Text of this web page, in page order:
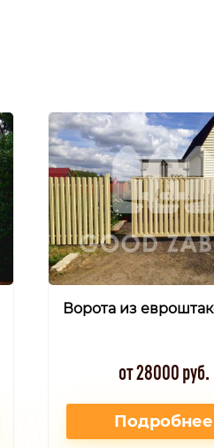
Ворота из
от 28000 руб.
Подробнее